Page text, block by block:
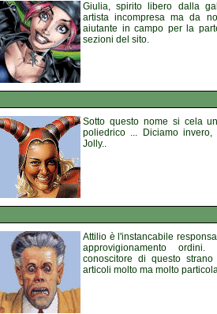
Giulia, spirito libero dalla
artista incompresa ma da
aiutante in campo per la
sezioni del sito.
Sotto questo nome si cela
poliedrico ... Diciamo
Jolly..
Attilio è l'instancabile
approvigionamento
conoscitore di questo
articoli molto ma molto